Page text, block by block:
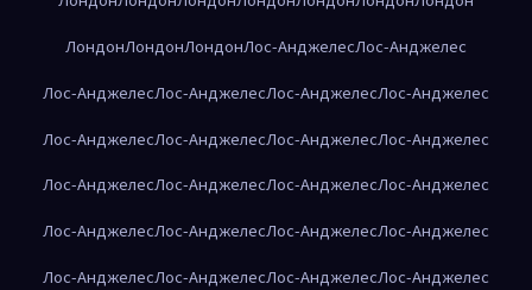
ЛондонЛондонЛондонЛос-АнджелесЛос-Анджелес
Лос-АнджелесЛос-АнджелесЛос-АнджелесЛос-Анджелес
Лос-АнджелесЛос-АнджелесЛос-АнджелесЛос-Анджелес
Лос-АнджелесЛос-АнджелесЛос-АнджелесЛос-Анджелес
Лос-АнджелесЛос-АнджелесЛос-АнджелесЛос-Анджелес
Лос-АнджелесЛос-АнджелесЛос-АнджелесЛос-Анджелес